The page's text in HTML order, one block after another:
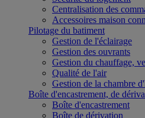
Centralisation des
Accessoires maison
Pilotage du batiment
Gestion de l'éclairage
Gestion des ouvrants
Gestion du chauffage,
Qualité de l'air
Gestion de la chambre
Boîte d'encastrement, de
Boîte d'encastrement
Boîte de dérivation